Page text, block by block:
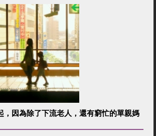
，因為除了下流老人，還有窮忙的單親媽